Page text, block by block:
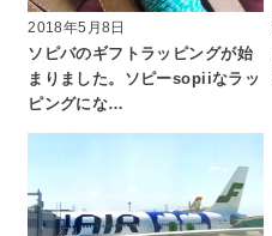
2018年5月8日
ソピバのギフトラッピングが始
まりました。ソピーsopiiなラッ
ピングにな…